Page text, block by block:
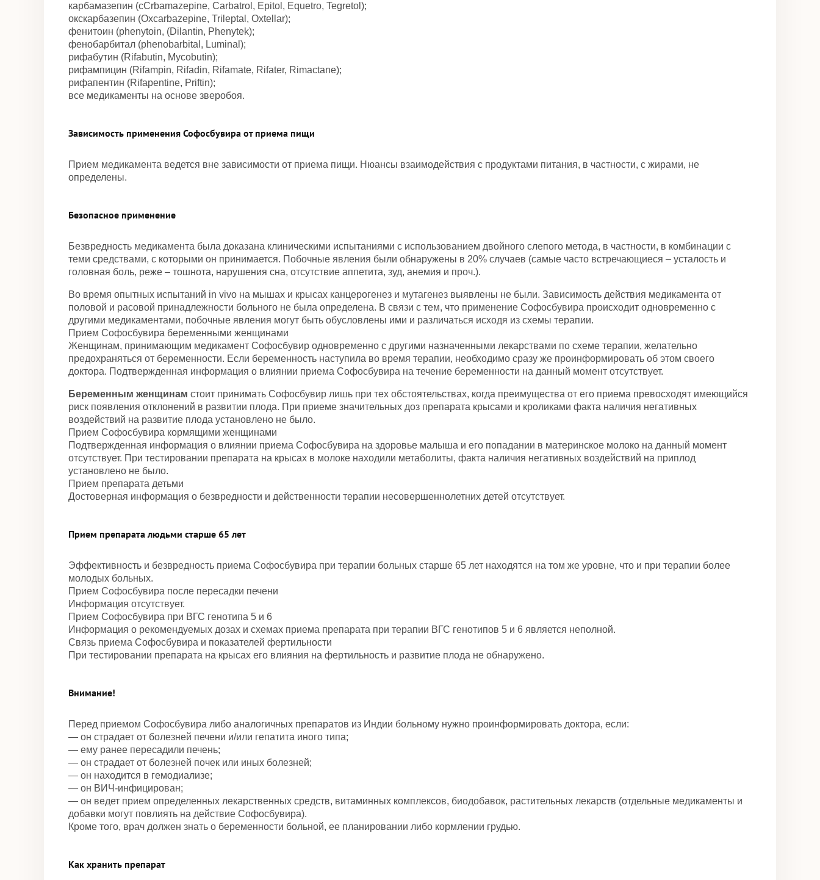
карбамазепин (cCrbamazepine, Carbatrol, Epitol, Equetro, Tegretol);
окскарбазепин (Oxcarbazepine, Trileptal, Oxtellar);
фенитоин (phenytoin, (Dilantin, Phenytek);
фенобарбитал (phenobarbital, Luminal);
рифабутин (Rifabutin, Mycobutin);
рифампицин (Rifampin, Rifadin, Rifamate, Rifater, Rimactane);
рифапентин (Rifapentine, Priftin);
все медикаменты на основе зверобоя.
Зависимость применения Софосбувира от приема пищи
Прием медикамента ведется вне зависимости от приема пищи. Нюансы взаимодействия с продуктами питания, в частности, с жирами, не
определены.
Безопасное применение
Безвредность медикамента была доказана клиническими испытаниями с использованием двойного слепого метода, в частности, в комбинации с
теми средствами, с которыми он принимается. Побочные явления были обнаружены в 20% случаев (самые часто встречающиеся – усталость и
головная боль, реже – тошнота, нарушения сна, отсутствие аппетита, зуд, анемия и проч.).
Во время опытных испытаний in vivo на мышах и крысах канцерогенез и мутагенез выявлены не были. Зависимость действия медикамента от
половой и расовой принадлежности больного не была определена. В связи с тем, что применение Софосбувира происходит одновременно с
другими медикаментами, побочные явления могут быть обусловлены ими и различаться исходя из схемы терапии.
Прием Софосбувира беременными женщинами
Женщинам, принимающим медикамент Софосбувир одновременно с другими назначенными лекарствами по схеме терапии, желательно
предохраняться от беременности. Если беременность наступила во время терапии, необходимо сразу же проинформировать об этом своего
доктора. Подтвержденная информация о влиянии приема Софосбувира на течение беременности на данный момент отсутствует.
Беременным женщинам стоит принимать Софосбувир лишь при тех обстоятельствах, когда преимущества от его приема превосходят имеющийся
риск появления отклонений в развитии плода. При приеме значительных доз препарата крысами и кроликами факта наличия негативных
воздействий на развитие плода установлено не было.
Прием Софосбувира кормящими женщинами
Подтвержденная информация о влиянии приема Софосбувира на здоровье малыша и его попадании в материнское молоко на данный момент
отсутствует. При тестировании препарата на крысах в молоке находили метаболиты, факта наличия негативных воздействий на приплод
установлено не было.
Прием препарата детьми
Достоверная информация о безвредности и действенности терапии несовершеннолетних детей отсутствует.
Прием препарата людьми старше 65 лет
Эффективность и безвредность приема Софосбувира при терапии больных старше 65 лет находятся на том же уровне, что и при терапии более
молодых больных.
Прием Софосбувира после пересадки печени
Информация отсутствует.
Прием Софосбувира при ВГС генотипа 5 и 6
Информация о рекомендуемых дозах и схемах приема препарата при терапии ВГС генотипов 5 и 6 является неполной.
Связь приема Софосбувира и показателей фертильности
При тестировании препарата на крысах его влияния на фертильность и развитие плода не обнаружено.
Внимание!
Перед приемом Софосбувира либо аналогичных препаратов из Индии больному нужно проинформировать доктора, если:
— он страдает от болезней печени и/или гепатита иного типа;
— ему ранее пересадили печень;
— он страдает от болезней почек или иных болезней;
— он находится в гемодиализе;
— он ВИЧ-инфицирован;
— он ведет прием определенных лекарственных средств, витаминных комплексов, биодобавок, растительных лекарств (отдельные медикаменты и
добавки могут повлиять на действие Софосбувира).
Кроме того, врач должен знать о беременности больной, ее планировании либо кормлении грудью.
Как хранить препарат